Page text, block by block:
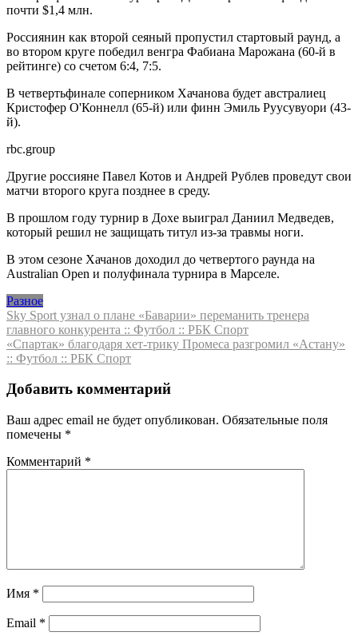
почти $1,4 млн.
Россиянин как второй сеяный пропустил стартовый раунд, а
во втором круге победил венгра Фабиана Марожана (60-й в
рейтинге) со счетом 6:4, 7:5.
В четвертьфинале соперником Хачанова будет австралиец
Кристофер О'Коннелл (65-й) или финн Эмиль Руусувуори (43-
й).
rbc.group
Другие россияне Павел Котов и Андрей Рублев проведут свои
матчи второго круга позднее в среду.
В прошлом году турнир в Дохе выиграл Даниил Медведев,
который решил не защищать титул из-за травмы ноги.
В этом сезоне Хачанов доходил до четвертого раунда на
Australian Open и полуфинала турнира в Марселе.
Разное
Навигация
по
записям
Sky Sport узнал о плане «Баварии» переманить тренера
главного конкурента :: Футбол :: РБК Спорт
«Спартак» благодаря хет-трику Промеса разгромил «Астану»
:: Футбол :: РБК Спорт
Добавить комментарий
Ваш адрес email не будет опубликован. Обязательные поля
помечены *
Комментарий *
Имя *
Email *